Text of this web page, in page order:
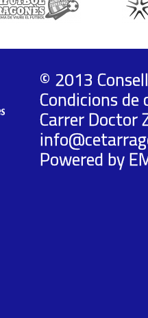
© 2013
Condicions
Carrer Doctor
Powered by